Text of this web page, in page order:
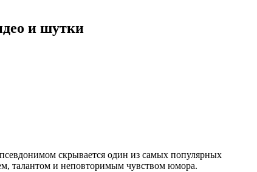
и шутки
скрывается один из самых популярных
талантом и неповторимым чувством юмора.